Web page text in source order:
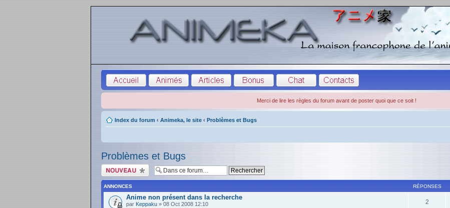
Merci de lire les règles du forum avant de poster quoi que ce soit !
Index du forum ‹ Animeka, le site ‹ Problèmes et Bugs
Problèmes et Bugs
Écrire un nouveau
sujet
ANNONCES RÉPONSES
Anime non présent dans la recherche
par Keppaku » 08 Oct 2008 12:10 2